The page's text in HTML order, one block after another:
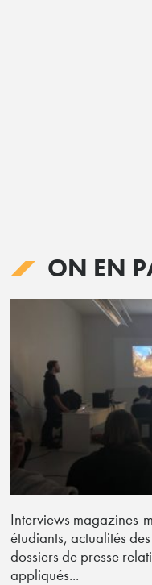
ON EN
Interviews magazines-
étudiants, actualités
dossiers de presse
appliqués...